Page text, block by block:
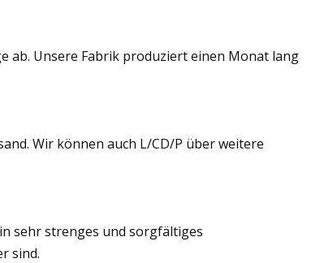
ab. Unsere Fabrik produziert einen Monat lang
Wir können auch L/CD/P über weitere
sehr strenges und sorgfältiges
sind.